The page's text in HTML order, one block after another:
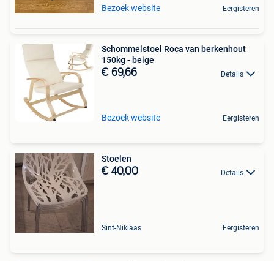
Bezoek website Eergisteren
Schommelstoel Roca van berkenhout
150kg - beige
€ 69,66 Details
Bezoek website Eergisteren
Stoelen
€ 40,00 Details
Sint-Niklaas Eergisteren